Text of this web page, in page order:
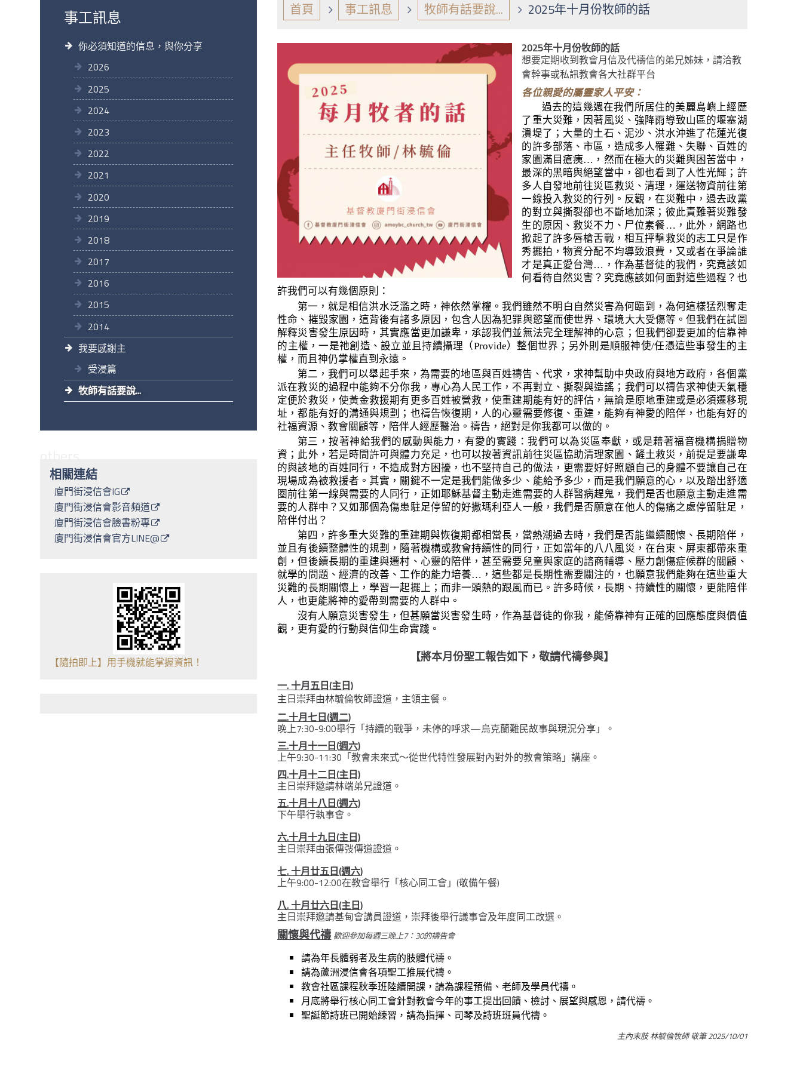
事工訊息
你必須知道的信息，與你分享
2026
2025
2024
2023
2022
2021
2020
2019
2018
2017
2016
2015
2014
我要感謝主
受浸篇
牧師有話要說...
相關連結
廈門街浸信會IG
廈門街浸信會影音頻道
廈門街浸信會臉書粉專
廈門街浸信會官方LINE@
【隨拍即上】用手機就能掌握資訊！
首頁 事工訊息 牧師有話要說... 2025年十月份牧師的話
2025年十月份牧師的話
想要定期收到教會月信及代禱信的弟兄姊妹，請洽教
會幹事或私訊教會各大社群平台
各位親愛的屬靈家人平安：
過去的這幾週在我們所居住的美麗島嶼上經歷
了重大災難，因著風災、強降雨導致山區的堰塞湖
潰堤了；大量的土石、泥沙、洪水沖進了花蓮光復
的許多部落、市區，造成多人罹難、失聯、百姓的
家園滿目瘡痍…，然而在極大的災難與困苦當中，
最深的黑暗與絕望當中，卻也看到了人性光輝；許
多人自發地前往災區救災、清理，運送物資前往第
一線投入救災的行列。反觀，在災難中，過去政黨
的對立與撕裂卻也不斷地加深；彼此責難著災難發
生的原因、救災不力、尸位素餐…，此外，網路也
掀起了許多唇槍舌戰，相互抨擊救災的志工只是作
秀擺拍，物資分配不均導致浪費，又或者在爭論誰
才是真正愛台灣…，作為基督徒的我們，究竟該如
何看待自然災害？究竟應該如何面對這些過程？也
許我們可以有幾個原則：
第一，就是相信洪水泛濫之時，神依然掌權。我們雖然不明白自然災害為何臨到，為何這樣猛烈奪走
性命、摧毀家園，這背後有諸多原因，包含人因為犯罪與慾望而使世界、環境大大受傷等。但我們在試圖
解釋災害發生原因時，其實應當更加謙卑，承認我們並無法完全理解神的心意；但我們卻要更加的信靠神
的主權，一是祂創造、設立並且持續攝理（Provide）整個世界；另外則是順服神使/任憑這些事發生的主
權，而且神仍掌權直到永遠。
第二，我們可以舉起手來，為需要的地區與百姓禱告、代求，求神幫助中央政府與地方政府，各個黨
派在救災的過程中能夠不分你我，專心為人民工作，不再對立、撕裂與造謠；我們可以禱告求神使天氣穩
定便於救災，使黃金救援期有更多百姓被營救，使重建期能有好的評估，無論是原地重建或是必須遷移現
址，都能有好的溝通與規劃；也禱告恢復期，人的心靈需要修復、重建，能夠有神愛的陪伴，也能有好的
社福資源、教會關顧等，陪伴人經歷醫治。禱告，絕對是你我都可以做的。
第三，按著神給我們的感動與能力，有愛的實踐：我們可以為災區奉獻，或是藉著福音機構捐贈物
資；此外，若是時間許可與體力充足，也可以按著資訊前往災區協助清理家園、鏟土救災，前提是要謙卑
的與該地的百姓同行，不造成對方困擾，也不堅持自己的做法，更需要好好照顧自己的身體不要讓自己在
現場成為被救援者。其實，關鍵不一定是我們能做多少、能給予多少，而是我們願意的心，以及踏出舒適
圈前往第一線與需要的人同行，正如耶穌基督主動走進需要的人群醫病趕鬼，我們是否也願意主動走進需
要的人群中？又如那個為傷患駐足停留的好撒瑪利亞人一般，我們是否願意在他人的傷痛之處停留駐足，
陪伴付出？
第四，許多重大災難的重建期與恢復期都相當長，當熱潮過去時，我們是否能繼續關懷、長期陪伴，
並且有後續整體性的規劃，隨著機構或教會持續性的同行，正如當年的八八風災，在台東、屏東都帶來重
創，但後續長期的重建與遷村、心靈的陪伴，甚至需要兒童與家庭的諮商輔導、壓力創傷症候群的關顧、
就學的問題、經濟的改善、工作的能力培養…，這些都是長期性需要關注的，也願意我們能夠在這些重大
災難的長期關懷上，學習一起擺上；而非一頭熱的跟風而已。許多時候，長期、持續性的關懷，更能陪伴
人，也更能將神的愛帶到需要的人群中。
沒有人願意災害發生，但甚願當災害發生時，作為基督徒的你我，能倚靠神有正確的回應態度與價值
觀，更有愛的行動與信仰生命實踐。
【將本月份聖工報告如下，敬請代禱參與】
一. 十月五日(主日)
主日崇拜由林毓倫牧師證道，主領主餐。
二.十月七日(週二)
晚上7:30-9:00舉行「持續的戰爭，未停的呼求—烏克蘭難民故事與現況分享」。
三.十月十一日(週六)
上午9:30-11:30「教會未來式～從世代特性發展對內對外的教會策略」講座。
四.十月十二日(主日)
主日崇拜邀請林端弟兄證道。
五.十月十八日(週六)
下午舉行執事會。
六.十月十九日(主日)
主日崇拜由張傳弢傳道證道。
七. 十月廿五日(週六)
上午9:00-12:00在教會舉行「核心同工會」(敬備午餐)
八. 十月廿六日(主日)
主日崇拜邀請基甸會講員證道，崇拜後舉行議事會及年度同工改選。
關懷與代禱 歡迎參加每週三晚上7：30的禱告會
請為年長體弱者及生病的肢體代禱。
請為蘆洲浸信會各項聖工推展代禱。
教會社區課程秋季班陸續開課，請為課程預備、老師及學員代禱。
月底將舉行核心同工會針對教會今年的事工提出回饋、檢討、展望與感恩，請代禱。
聖誕節詩班已開始練習，請為指揮、司琴及詩班班員代禱。
主內末肢 林毓倫牧師 敬筆 2025/10/01